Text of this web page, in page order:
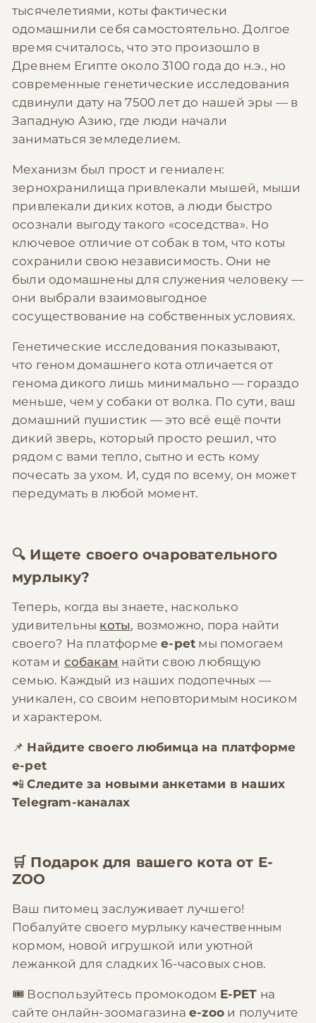
тысячелетиями, коты фактически
одомашнили себя самостоятельно. Долгое
время считалось, что это произошло в
Древнем Египте около 3100 года до н.э., но
современные генетические исследования
сдвинули дату на 7500 лет до нашей эры — в
Западную Азию, где люди начали
заниматься земледелием.
Механизм был прост и гениален:
зернохранилища привлекали мышей, мыши
привлекали диких котов, а люди быстро
осознали выгоду такого «соседства». Но
ключевое отличие от собак в том, что коты
сохранили свою независимость. Они не
были одомашнены для служения человеку —
они выбрали взаимовыгодное
сосуществование на собственных условиях.
Генетические исследования показывают,
что геном домашнего кота отличается от
генома дикого лишь минимально — гораздо
меньше, чем у собаки от волка. По сути, ваш
домашний пушистик — это всё ещё почти
дикий зверь, который просто решил, что
рядом с вами тепло, сытно и есть кому
почесать за ухом. И, судя по всему, он может
передумать в любой момент.
🔍 Ищете своего очаровательного
мурлыку?
Теперь, когда вы знаете, насколько
удивительны коты, возможно, пора найти
своего? На платформеe-pet мы помогаем
котам и собакам найти свою любящую
семью. Каждый из наших подопечных —
уникален, со своим неповторимым носиком
и характером.
📌 Найдите своего любимца на платформе
e-pet
📲Следите за новыми анкетами в наших
Telegram-каналах
🛒 Подарок для вашего кота от E-
ZOO
Ваш питомец заслуживает лучшего!
Побалуйте своего мурлыку качественным
кормом, новой игрушкой или уютной
лежанкой для сладких 16-часовых снов.
🎟️ Воспользуйтесь промокодом E-PET на
сайте онлайн-зоомагазина e-zoo и получите